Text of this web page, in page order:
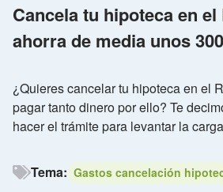
Cancela tu hipoteca en
ahorra de media unos
¿Quieres cancelar tu hipoteca en el
pagar tanto dinero por ello? Te
hacer el trámite para levantar la
Tema: Gastos cancelación